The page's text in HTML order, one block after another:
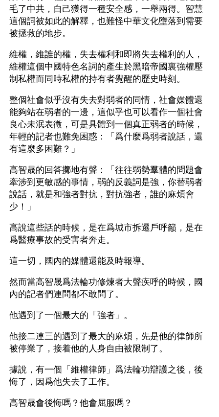
毛了中共，自己獲得一種安全感，一舉兩得。智慧
這個詞被如此的解釋，也難怪中華文化墮落到需要
被拯救的地步。
維權，維誰的權，失去權利和即將失去權利的人，
維權這個中國特色名詞的產生於黑暗帝國裏強權壓
制私權而同時私權的持有者覺醒的歷史時刻。
整個社會似乎沒有失去對弱者的同情，社會媒體還
能夠站在弱者的一邊，這似乎也可以看作一個社會
良心未泯表徵，可是具體到一個真正弱者的時候，
年輕的記者也難免困惑：「爲什麼爲弱者說話，還
有這麼多困難？」
高智晟的回答擲地有聲：「往往弱勢羣體的問題會
牽涉到更敏感的事情，弱的反義詞是強，你替弱者
說話，就是和強者對抗，對抗強者，誰的麻煩會
少！」
高說這些話的時候，是在爲城市拆遷戶呼籲，是在
爲醫療事故的受害者奔走。
這一切，國內的媒體還能及時報導。
然而當高智晟爲法輪功修煉者大聲疾呼的時候，國
內的記者們連問都不敢問了。
他遇到了一個最大的「強者」。
他接二連三的遇到了最大的麻煩，先是他的律師所
被停業了，接着他的人身自由被限制了。
據說，有一個「維權律師」爲法輪功辯護之後，後
悔了，因爲他失去了工作。
高智晟會後悔嗎？他會屈服嗎？